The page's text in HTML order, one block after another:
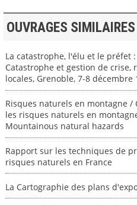
OUVRAGES SIMILAIRES
La catastrophe, l'élu et le préfet
Catastrophe et gestion de crise,
locales, Grenoble, 7-8 décembre
Risques naturels en montagne
les risques naturels en
Mountainous natural hazards
Rapport sur les techniques de
risques naturels en France
La Cartographie des plans